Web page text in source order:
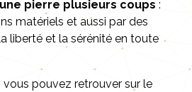
une pierre plusieurs coups :
matériels et aussi par des
liberté et la sérénité en toute
vous pouvez retrouver sur le